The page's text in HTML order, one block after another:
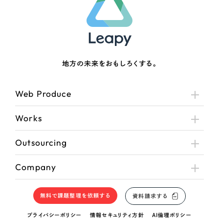
地方の未来をおもしろくする。
Web Produce
Works
Outsourcing
Company
無料で課題整理を依頼する 資料請求する
プライバシーポリシー 情報セキュリティ方針 AI倫理ポリシー